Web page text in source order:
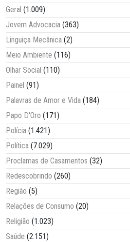
Geral (1.009)
Jovem Advocacia (363)
Linguiça Mecânica (2)
Meio Ambiente (116)
Olhar Social (110)
Painel (91)
Palavras de Amor e Vida (184)
Papo D'Oro (171)
Polícia (1.421)
Política (7.029)
Proclamas de Casamentos (32)
Redescobrindo (260)
Região (5)
Relações de Consumo (20)
Religião (1.023)
Saúde (2.151)